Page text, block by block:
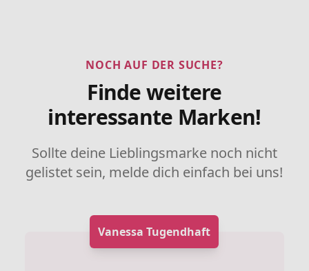
NOCH AUF DER SUCHE?
Finde weitere
interessante Marken!
Sollte deine Lieblingsmarke noch nicht
gelistet sein, melde dich einfach bei uns!
Vanessa Tugendhaft